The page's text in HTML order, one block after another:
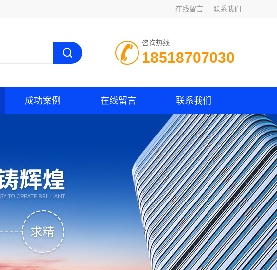
在线留言 联系我们
咨询热线
18518707030
成功案例 在线留言 联系我们